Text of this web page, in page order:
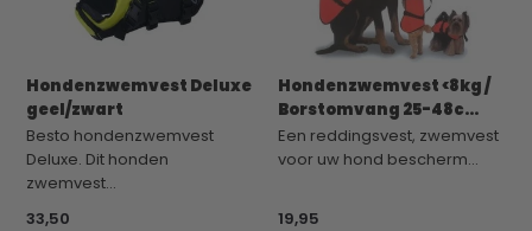
Hondenzwemvest Deluxe
geel/zwart
Besto hondenzwemvest
Deluxe. Dit honden
zwemvest...
33,50
Hondenzwemvest <8kg /
Borstomvang 25-48c...
Een reddingsvest, zwemvest
voor uw hond bescherm...
19,95